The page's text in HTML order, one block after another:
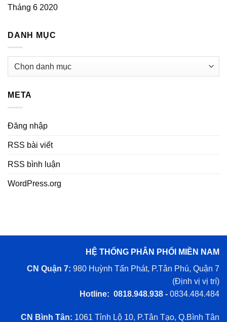
Tháng 6 2020
DANH MỤC
META
Đăng nhập
RSS bài viết
RSS bình luận
WordPress.org
HỆ THỐNG PHÂN PHỐI MIỀN NAM
CN Quận 7: 980 Huỳnh Tấn Phát, P.Tân Phú, Quận 7
(Định vị vị trí)
Hotline: 0818.948.938 - 0834.484.484
CN Bình Tân: 1061 Tỉnh Lộ 10, P.Tân Tạo, Q.Bình Tân